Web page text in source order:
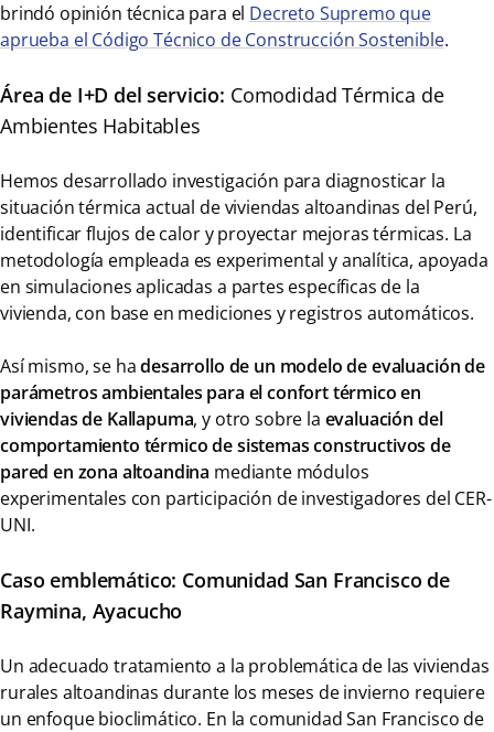
brindó opinión técnica para el Decreto Supremo que
aprueba el Código Técnico de Construcción Sostenible.
Área de I+D del servicio: Comodidad Térmica de
Ambientes Habitables
Hemos desarrollado investigación para diagnosticar la
situación térmica actual de viviendas altoandinas del Perú,
identificar flujos de calor y proyectar mejoras térmicas. La
metodología empleada es experimental y analítica, apoyada
en simulaciones aplicadas a partes específicas de la
vivienda, con base en mediciones y registros automáticos.
Así mismo, se hadesarrollo de un modelo de evaluación de
parámetros ambientales para el confort térmico en
viviendas de Kallapuma, y otro sobre la evaluación del
comportamiento térmico de sistemas constructivos de
pared en zona altoandina mediante módulos
experimentales con participación de investigadores del CER-
UNI.
Caso emblemático: Comunidad San Francisco de
Raymina, Ayacucho
Un adecuado tratamiento a la problemática de las viviendas
rurales altoandinas durante los meses de invierno requiere
un enfoque bioclimático. En la comunidad San Francisco de